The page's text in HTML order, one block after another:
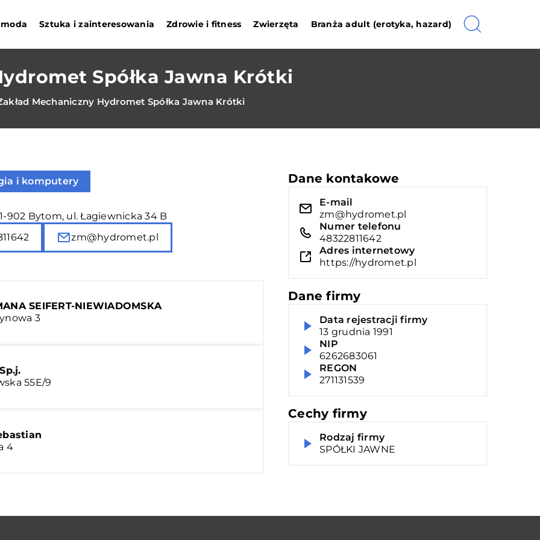
Sztuka i zainteresowania Zdrowie i fitness Zwierzęta Branża adult (erotyka, hazard)
Spółka Jawna Krótki
Mechaniczny Hydromet Spółka Jawna Krótki
i komputery
902 Bytom, ul. Łagiewnicka 34 B
zm@hydromet.pl
SEIFERT-NIEWIADOMSKA
3
55E/9
4
Dane kontakowe
E-mail
zm@hydromet.pl
Numer telefonu
48322811642
Adres internetowy
https://hydromet.pl
Dane firmy
Data rejestracji firmy
13 grudnia 1991
NIP
6262683061
REGON
271131539
Cechy firmy
Rodzaj firmy
SPÓŁKI JAWNE